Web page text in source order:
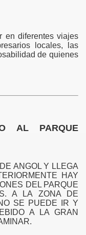
diferentes viajes
locales, las
de quienes
AL PARQUE
ANGOL Y LLEGA
HAY
DEL PARQUE
A LA ZONA DE
SE PUEDE IR Y
A LA GRAN